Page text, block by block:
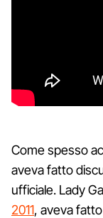
Come spesso
aveva fatto
ufficiale. Lady
2011, aveva